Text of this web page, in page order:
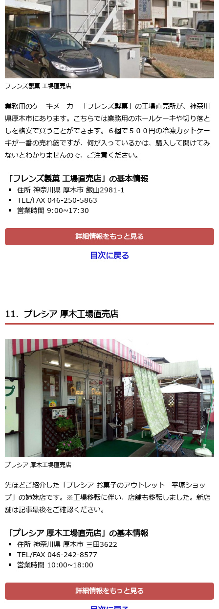
フレンズ製菓 工場直売店
業務用のケーキメーカー「フレンズ製菓」の工場直売所が、神奈川
県厚木市にあります。こちらでは業務用のホールケーキや切り落と
しを格安で買うことができます。６個で５００円の冷凍カットケー
キが一番の売れ筋ですが、何が入っているかは、購入して開けてみ
ないとわかりませんので、ご注意ください。
「フレンズ製菓 工場直売店」の基本情報
住所 神奈川県 厚木市 飯山2981-1
TEL/FAX 046-250-5863
営業時間 9:00~17:30
詳細情報をもっと見る
目次に戻る
11．プレシア 厚木工場直売店
プレシア 厚木工場直売店
先ほどご紹介した「プレシア お菓子のアウトレット 平塚ショッ
プ」の姉妹店です。※工場移転に伴い、店舗も移転しました。新店
舗は記事最後をご確認ください。
「プレシア 厚木工場直売店」の基本情報
住所 神奈川県 厚木市 三田3622
TEL/FAX 046-242-8577
営業時間 10:00~18:00
詳細情報をもっと見る